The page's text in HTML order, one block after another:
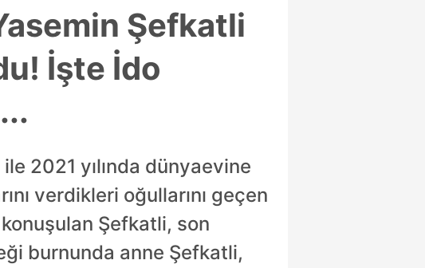
Şefkatli
İşte İdo
2021 yılında dünyaevine
verdikleri oğullarını geçen
konuşulan Şefkatli, son
burnunda anne Şefkatli,